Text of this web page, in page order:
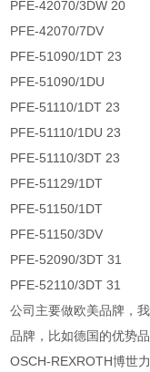
PFE-42070/3DW 20
PFE-42070/7DV
PFE-51090/1DT 23
PFE-51090/1DU
PFE-51110/1DT 23
PFE-51110/1DU 23
PFE-51110/3DT 23
PFE-51129/1DT
PFE-51150/1DT
PFE-51150/3DV
PFE-52090/3DT 31
PFE-52110/3DT 31
公司主要做欧美品牌，
品牌，比如德国的优势
OSCH-REXROTH博世